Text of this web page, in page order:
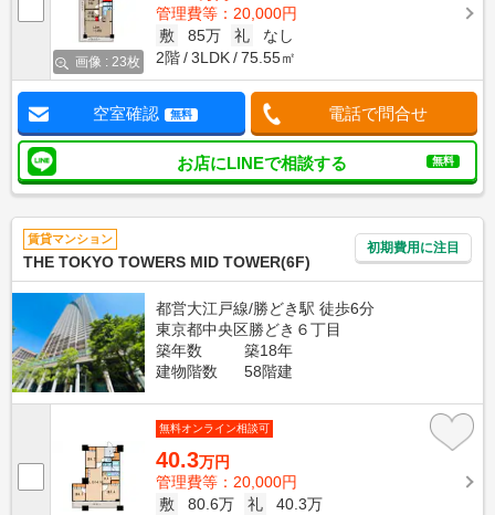
画像 : 23枚
管理費等：20,000円
敷
85万 礼
なし
2階
3LDK 75.55㎡
空室確認 無料 電話で問合せ
お店にLINEで相談する 無料
賃貸マンション
THE TOKYO TOWERS MID TOWER(6F)
初期費用に注目
都営大江戸線/勝どき駅 徒歩6分
東京都中央区勝どき６丁目
築年数
築18年
建物階数
58階建
無料オンライン相談可
40.3万円
管理費等：20,000円
敷
80.6万 礼
40.3万